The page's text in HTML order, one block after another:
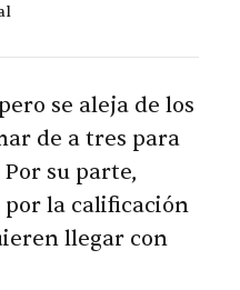
se aleja de los
de a tres para
su parte,
la calificación
llegar con